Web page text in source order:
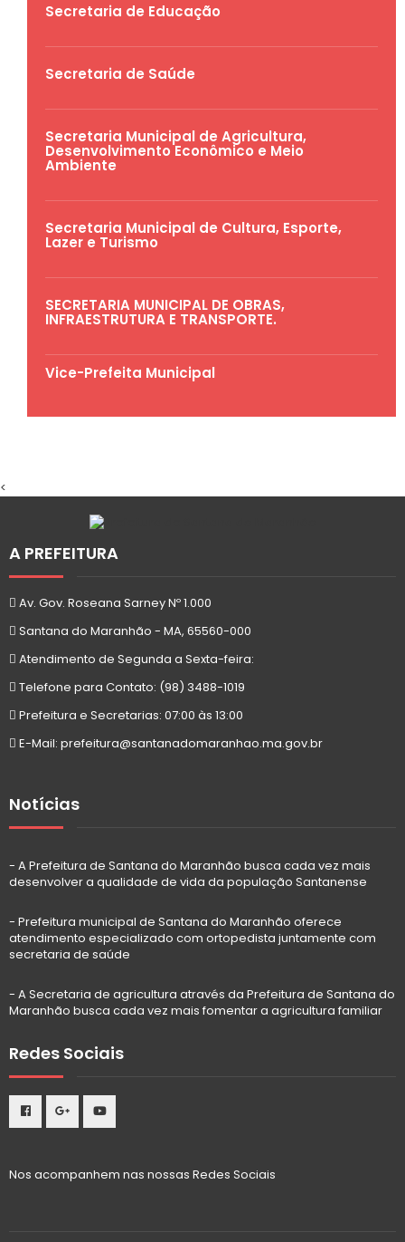
Secretaria de Educação
Secretaria de Saúde
Secretaria Municipal de Agricultura,
Desenvolvimento Econômico e Meio
Ambiente
Secretaria Municipal de Cultura, Esporte,
Lazer e Turismo
SECRETARIA MUNICIPAL DE OBRAS,
INFRAESTRUTURA E TRANSPORTE.
Vice-Prefeita Municipal
<
A PREFEITURA
Av. Gov. Roseana Sarney Nº 1.000
Santana do Maranhão - MA, 65560-000
Atendimento de Segunda a Sexta-feira:
Telefone para Contato: (98) 3488-1019
Prefeitura e Secretarias: 07:00 às 13:00
E-Mail: prefeitura@santanadomaranhao.ma.gov.br
Notícias
- A Prefeitura de Santana do Maranhão busca cada vez mais
desenvolver a qualidade de vida da população Santanense
- Prefeitura municipal de Santana do Maranhão oferece
atendimento especializado com ortopedista juntamente com
secretaria de saúde
- A Secretaria de agricultura através da Prefeitura de Santana do
Maranhão busca cada vez mais fomentar a agricultura familiar
Redes Sociais
Nos acompanhem nas nossas Redes Sociais